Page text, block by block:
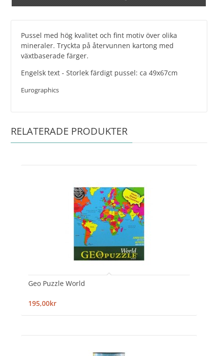
Pussel med hög kvalitet och fint motiv över olika
mineraler. Tryckta på återvunnen kartong med
växtbaserade färger.
Engelsk text - Storlek färdigt pussel: ca 49x67cm
Eurographics
RELATERADE PRODUKTER
Geo Puzzle World
195,00kr